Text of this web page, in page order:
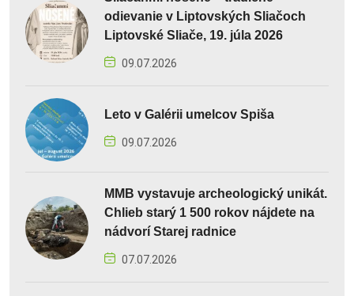
odievanie v Liptovských Sliačoch
Liptovské Sliače, 19. júla 2026
09.07.2026
Leto v Galérii umelcov Spiša
09.07.2026
MMB vystavuje archeologický unikát.
Chlieb starý 1 500 rokov nájdete na
nádvorí Starej radnice
07.07.2026